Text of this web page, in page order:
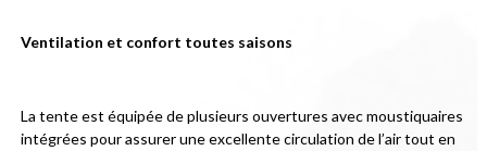
Ventilation et confort toutes saisons
La tente est équipée de plusieurs ouvertures avec moustiquaires
intégrées pour assurer une excellente circulation de l’air tout en